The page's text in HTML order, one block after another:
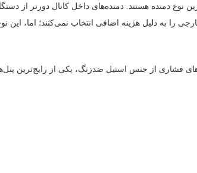
دمنده هستند. دمنده‌های داخل کانال دورتر از
را به دلیل هزینه اضافی انتخاب نمی‌کنند؛ اما، این
از جنس استیل ضدزنگ، یکی از رایج‌ترین